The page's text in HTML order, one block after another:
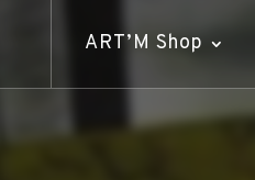
ART’M Shop